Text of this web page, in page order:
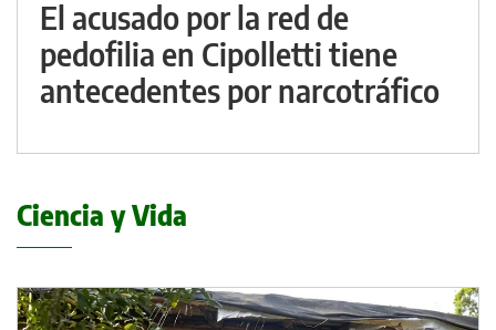
El acusado por la red de
pedofilia en Cipolletti tiene
antecedentes por narcotráfico
Ciencia y Vida